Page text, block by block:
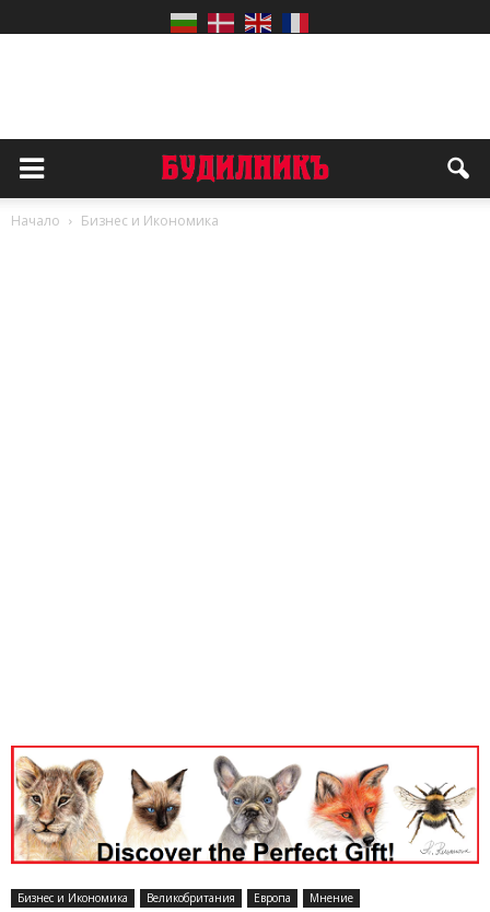
Начало Бизнес и Икономика
Бизнес и Икономика Великобритания Европа
Мнение